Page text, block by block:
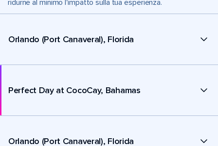
ridurne al minimo l'impatto sulla tua esperienza.
Orlando (Port Canaveral), Florida
Perfect Day at CocoCay, Bahamas
Orlando (Port Canaveral), Florida